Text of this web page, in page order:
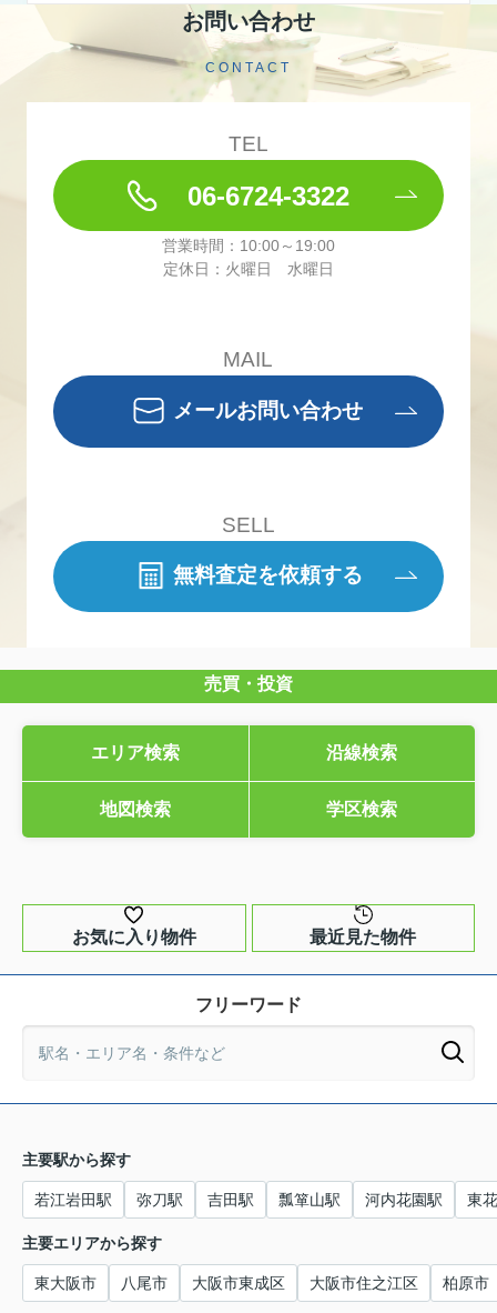
お問い合わせ
CONTACT
TEL
06-6724-3322
営業時間：10:00～19:00
定休日：火曜日 水曜日
MAIL
メールお問い合わせ
SELL
無料査定を依頼する
売買・投資
エリア検索 沿線検索
地図検索 学区検索
お気に入り物件 最近見た物件
フリーワード
主要駅から探す
若江岩田駅 弥刀駅 吉田駅 瓢箪山駅 河内花園駅 東
主要エリアから探す
東大阪市 八尾市 大阪市東成区 大阪市住之江区 柏原市